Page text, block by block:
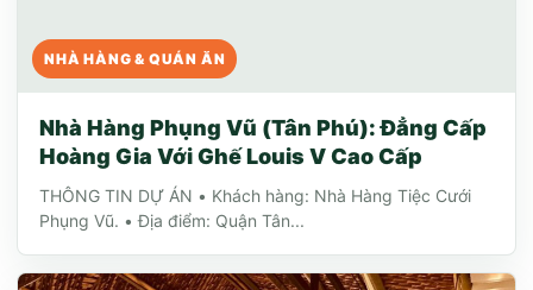
NHÀ HÀNG & QUÁN ĂN
Nhà Hàng Phụng Vũ (Tân Phú): Đẳng Cấp
Hoàng Gia Với Ghế Louis V Cao Cấp
THÔNG TIN DỰ ÁN • Khách hàng: Nhà Hàng Tiệc Cưới
Phụng Vũ. • Địa điểm: Quận Tân...